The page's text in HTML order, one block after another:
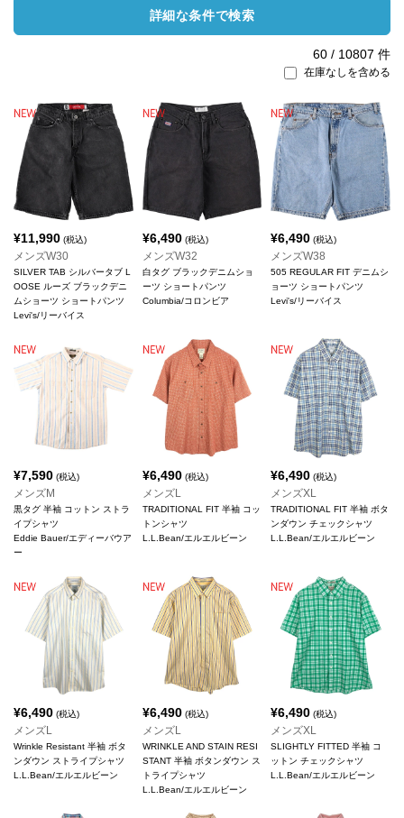
詳細な条件で検索
60 / 10807 件
在庫なしを含める
¥11,990 (税込)
メンズW30
SILVER TAB シルバータブ L
OOSE ルーズ ブラックデニ
ムショーツ ショートパンツ
Levi's/リーバイス
¥6,490(税込)
メンズW32
白タグ ブラックデニムショ
ーツ ショートパンツ
Columbia/コロンビア
¥6,490 (税込)
メンズW38
505 REGULAR FIT デニムシ
ョーツ ショートパンツ
Levi's/リーバイス
¥7,590 (税込)
メンズM
黒タグ 半袖 コットン ストラ
イプシャツ
Eddie Bauer/エディーバウア
ー
¥6,490(税込)
メンズL
TRADITIONAL FIT 半袖 コッ
トンシャツ
L.L.Bean/エルエルビーン
¥6,490 (税込)
メンズXL
TRADITIONAL FIT 半袖 ボタ
ンダウン チェックシャツ
L.L.Bean/エルエルビーン
¥6,490 (税込)
メンズL
Wrinkle Resistant 半袖 ボタ
ンダウン ストライプシャツ
L.L.Bean/エルエルビーン
¥6,490(税込)
メンズL
WRINKLE AND STAIN RESI
STANT 半袖 ボタンダウン ス
トライプシャツ
L.L.Bean/エルエルビーン
¥6,490 (税込)
メンズXL
SLIGHTLY FITTED 半袖 コ
ットン チェックシャツ
L.L.Bean/エルエルビーン